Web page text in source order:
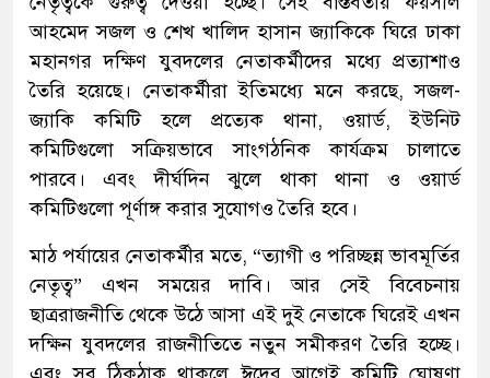
আহমেদ সজল ও শেখ খালিদ হাসান জ্যাকিকে ঘিরে ঢাকা
মহানগর দক্ষিণ যুবদলের নেতাকর্মীদের মধ্যে প্রত্যাশাও
তৈরি হয়েছে। নেতাকর্মীরা ইতিমধ্যে মনে করছে, সজল-
জ্যাকি কমিটি হলে প্রত্যেক থানা, ওয়ার্ড, ইউনিট
কমিটিগুলো সক্রিয়ভাবে সাংগঠনিক কার্যক্রম চালাতে
পারবে। এবং দীর্ঘদিন ঝুলে থাকা থানা ও ওয়ার্ড
কমিটিগুলো পূর্ণাঙ্গ করার সুযোগও তৈরি হবে।
মাঠ পর্যায়ের নেতাকর্মীর মতে, “ত্যাগী ও পরিচ্ছন্ন ভাবমূর্তির
নেতৃত্ব” এখন সময়ের দাবি। আর সেই বিবেচনায়
ছাত্ররাজনীতি থেকে উঠে আসা এই দুই নেতাকে ঘিরেই এখন
দক্ষিন যুবদলের রাজনীতিতে নতুন সমীকরণ তৈরি হচ্ছে।